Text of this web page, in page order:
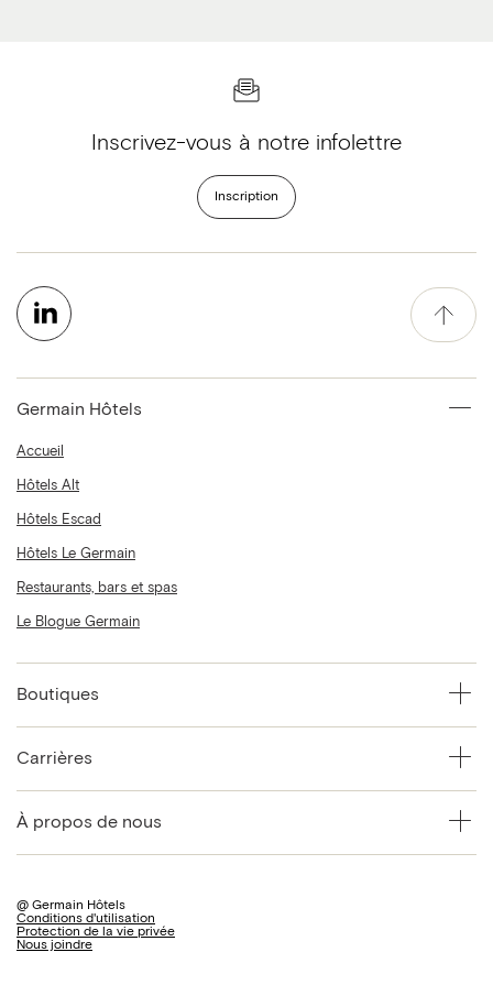
Inscrivez-vous à notre infolettre
Inscription
Germain Hôtels
Accueil
Hôtels Alt
Hôtels Escad
Hôtels Le Germain
Restaurants, bars et spas
Le Blogue Germain
Boutiques
Carrières
À propos de nous
@ Germain Hôtels
Conditions d'utilisation
Protection de la vie privée
Nous joindre